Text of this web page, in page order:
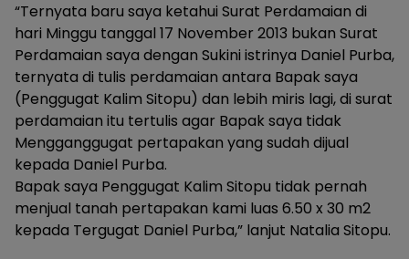
“Ternyata baru saya ketahui Surat Perdamaian di
hari Minggu tanggal 17 November 2013 bukan Surat
Perdamaian saya dengan Sukini istrinya Daniel Purba,
ternyata di tulis perdamaian antara Bapak saya
(Penggugat Kalim Sitopu) dan lebih miris lagi, di surat
perdamaian itu tertulis agar Bapak saya tidak
Mengganggugat pertapakan yang sudah dijual
kepada Daniel Purba.
Bapak saya Penggugat Kalim Sitopu tidak pernah
menjual tanah pertapakan kami luas 6.50 x 30 m2
kepada Tergugat Daniel Purba,” lanjut Natalia Sitopu.